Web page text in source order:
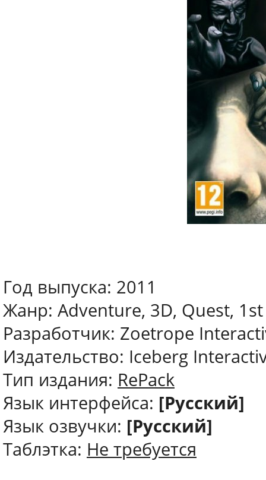
Год выпуска: 2011
Жанр: Adventure, 3D, Quest,
Разработчик: Zoetrope
Издательство: Iceberg
Тип издания: RePack
Язык интерфейса: [Русский]
Язык озвучки: [Русский]
Таблэтка: Не требуется